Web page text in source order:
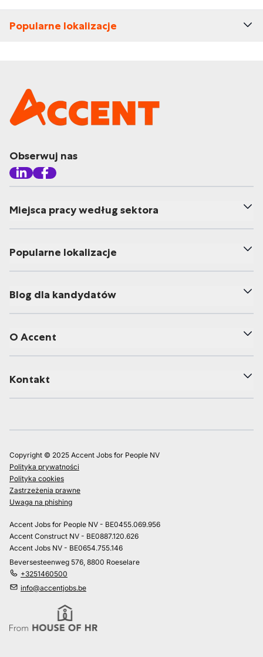
Popularne lokalizacje
Obserwuj nas
Miejsca pracy według sektora
Popularne lokalizacje
Blog dla kandydatów
O Accent
Kontakt
Copyright © 2025 Accent Jobs for People NV
Polityka prywatności
Polityka cookies
Zastrzeżenia prawne
Uwaga na phishing
Accent Jobs for People NV - BE0455.069.956
Accent Construct NV - BE0887.120.626
Accent Jobs NV - BE0654.755.146
Beversesteenweg 576, 8800 Roeselare
+3251460500
info@accentjobs.be